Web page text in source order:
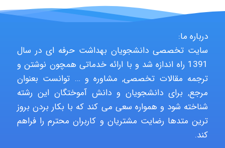
USER124
malekf
درباره ما:
سایت تخصصی دانشجویان بهداشت حرفه ای در سال
1391 راه اندازه شد و با ارائه خدماتی همچون نوشتن و
ترجمه مقالات تخصصی, مشاوره و … توانست بعنوان
مرجع, برای دانشجویان و دانش آموختگان این رشته
شناخته شود و همواره سعی می کند که با بکار بردن بروز
ترین متدها رضایت مشتریان و کاربران محترم را فراهم
کند.